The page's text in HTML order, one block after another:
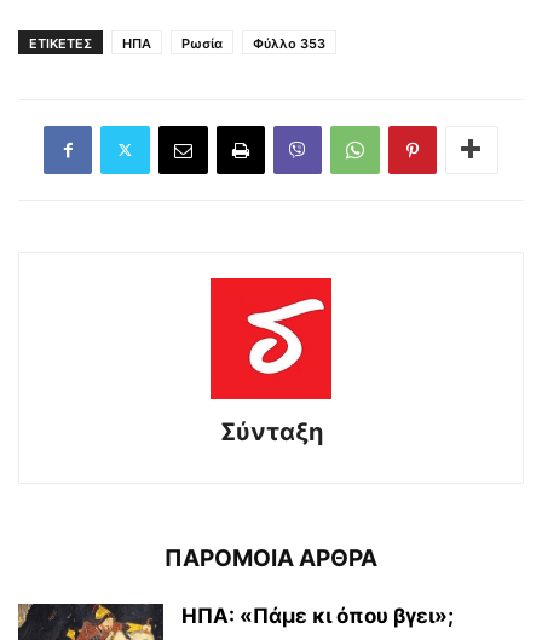
ΕΤΙΚΕΤΕΣ ΗΠΑ Ρωσία Φύλλο 353
Σύνταξη
ΠΑΡΟΜΟΙΑ ΑΡΘΡΑ
ΗΠΑ: «Πάμε κι όπου βγει»;